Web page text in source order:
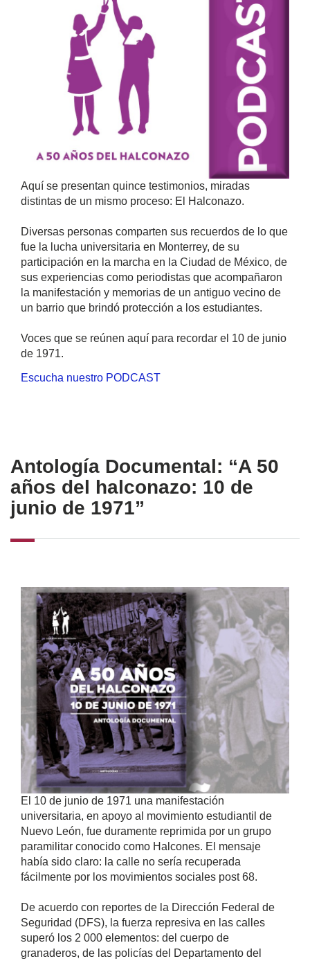
Aquí se presentan quince testimonios, miradas
distintas de un mismo proceso: El Halconazo.
Diversas personas comparten sus recuerdos de lo que
fue la lucha universitaria en Monterrey, de su
participación en la marcha en la Ciudad de México, de
sus experiencias como periodistas que acompañaron
la manifestación y memorias de un antiguo vecino de
un barrio que brindó protección a los estudiantes.
Voces que se reúnen aquí para recordar el 10 de junio
de 1971.
Escucha nuestro PODCAST
Antología Documental: “A 50
años del halconazo: 10 de
junio de 1971”
El 10 de junio de 1971 una manifestación
universitaria, en apoyo al movimiento estudiantil de
Nuevo León, fue duramente reprimida por un grupo
paramilitar conocido como Halcones. El mensaje
había sido claro: la calle no sería recuperada
fácilmente por los movimientos sociales post 68.
De acuerdo con reportes de la Dirección Federal de
Seguridad (DFS), la fuerza represiva en las calles
superó los 2 000 elementos: del cuerpo de
granaderos, de las policías del Departamento del